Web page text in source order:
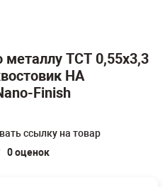
TCT 0,55х3,3
HA
Finish
0 оценок